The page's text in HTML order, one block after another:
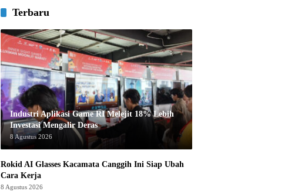
Terbaru
Industri Aplikasi Game RI Melejit 18% Lebih
Investasi Mengalir Deras
8 Agustus 2026
Rokid AI Glasses Kacamata Canggih Ini Siap Ubah
Cara Kerja
8 Agustus 2026